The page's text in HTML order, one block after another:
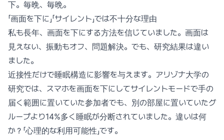
下。毎晩、毎晩。
「画面を下に」「サイレント」では不十分な理由
私も長年、画面を下にする方法を信じていました。画面は
見えない、振動もオフ、問題解決。でも、研究結果は違い
ました。
近接性だけで睡眠構造に影響を与えます。アリゾナ大学の
研究では、スマホを画面を下にしてサイレントモードで手の
届く範囲に置いていた参加者でも、別の部屋に置いていたグ
ループより14%多く睡眠が分断されていました。違いは何
か？「心理的な利用可能性」です。